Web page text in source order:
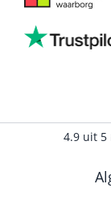
4.9uit 5